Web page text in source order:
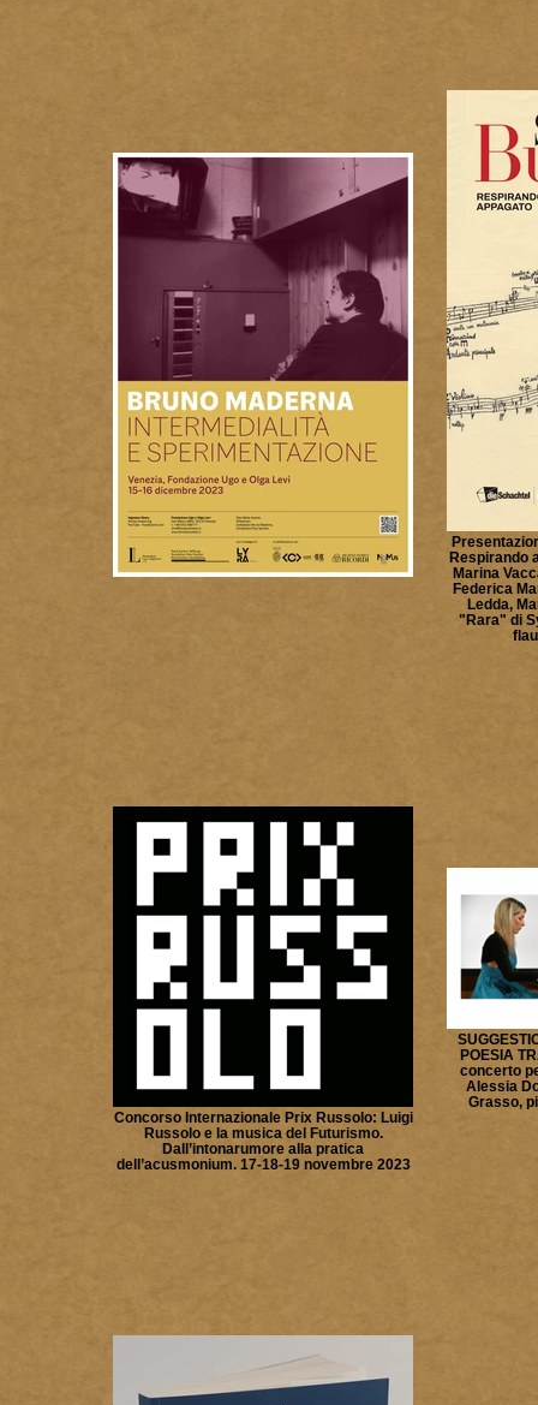
Respirando
Marina
Federica
Ledda,
"Rara" di
Concorso Internazionale Prix Russolo: Luigi
Russolo e la musica del Futurismo.
Dall’intonarumore alla pratica
dell’acusmonium. 17-18-19 novembre 2023
POESIA
concerto
Alessia
Grasso,